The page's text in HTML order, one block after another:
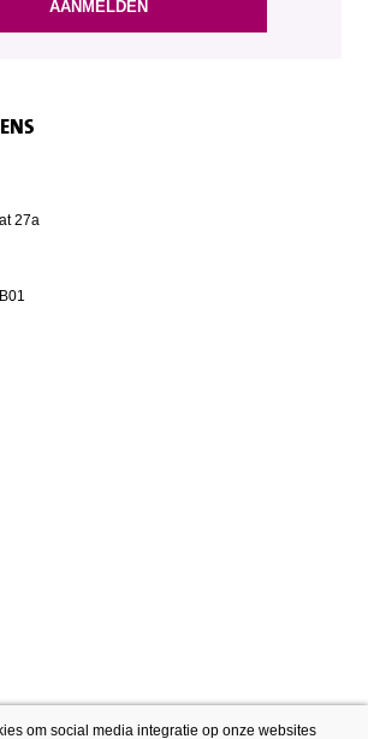
27a
om social media integratie op onze websites